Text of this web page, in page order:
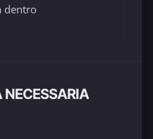
dentro
NECESSARIA